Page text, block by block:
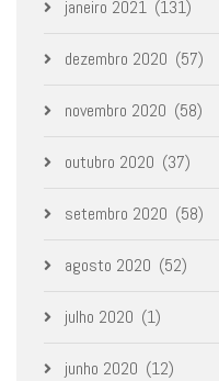
janeiro 2021 (131)
dezembro 2020 (57)
novembro 2020 (58)
outubro 2020 (37)
setembro 2020 (58)
agosto 2020 (52)
julho 2020 (1)
junho 2020 (12)